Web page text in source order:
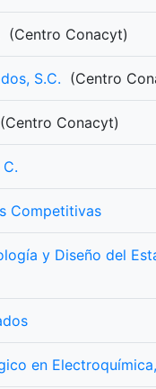
(Centro Conacyt)
S.C. (Centro
(Centro Conacyt)
Competitivas
y Diseño del
en